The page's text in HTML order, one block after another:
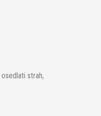
strah,